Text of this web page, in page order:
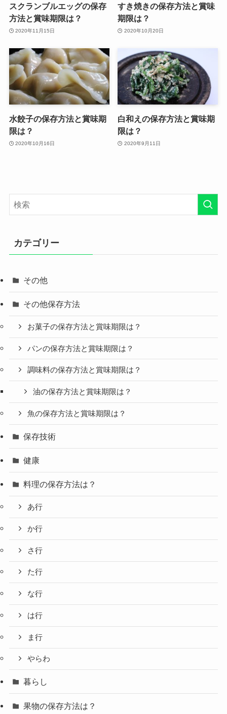
スクランブルエッグの保存
方法と賞味期限は？
2020年11月15日
すき焼きの保存方法と賞味
期限は？
2020年10月20日
水餃子の保存方法と賞味期
限は？
2020年10月16日
白和えの保存方法と賞味期
限は？
2020年9月11日
カテゴリー
その他
その他保存方法
お菓子の保存方法と賞味期限は？
パンの保存方法と賞味期限は？
調味料の保存方法と賞味期限は？
油の保存方法と賞味期限は？
魚の保存方法と賞味期限は？
保存技術
健康
料理の保存方法は？
あ行
か行
さ行
た行
な行
は行
ま行
やらわ
暮らし
果物の保存方法は？